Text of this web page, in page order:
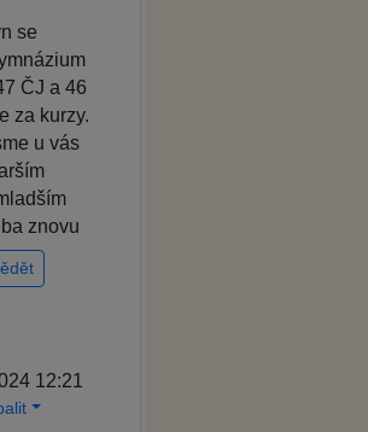
se
ČJ a 46
za kurzy.
u vás
znovu
12:21